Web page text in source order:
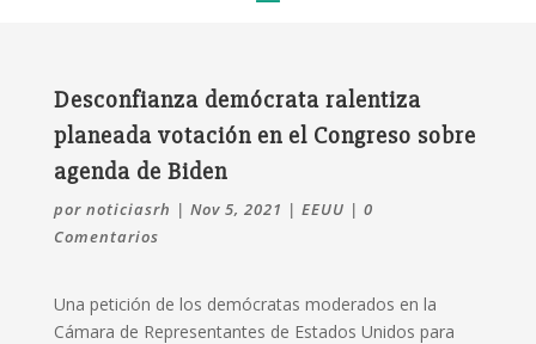
Desconfianza demócrata ralentiza
planeada votación en el Congreso sobre
agenda de Biden
por noticiasrh | Nov 5, 2021 | EEUU | 0
Comentarios
Una petición de los demócratas moderados en la
Cámara de Representantes de Estados Unidos para